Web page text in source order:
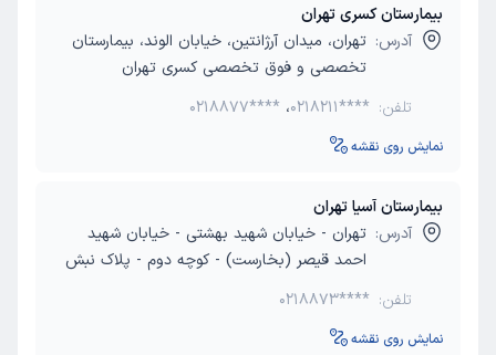
بیمارستان کسری تهران
آدرس: تهران، میدان آرژانتین، خیابان الوند، بیمارستان
تخصصی و فوق تخصصی کسری تهران
تلفن:
0218877**** ،0218211****
نمایش روی نقشه
بیمارستان آسیا تهران
آدرس: تهران - خیابان شهید بهشتی - خیابان شهید
احمد قیصر (بخارست) - کوچه دوم - پلاک نبش
تلفن: 0218873****
نمایش روی نقشه